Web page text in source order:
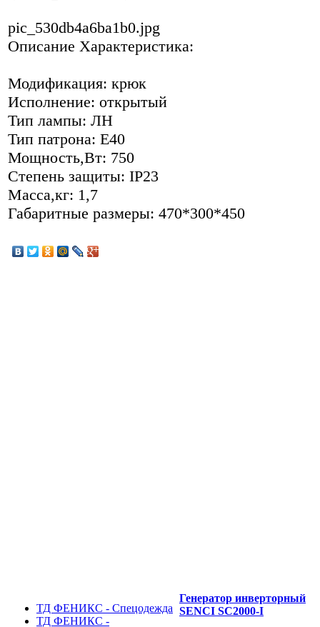
pic_530db4a6ba1b0.jpg
Описание Характеристика:
Модификация: крюк
Исполнение: открытый
Тип лампы: ЛН
Тип патрона: Е40
Мощность,Вт: 750
Степень защиты: IP23
Масса,кг: 1,7
Габаритные размеры: 470*300*450
ТД ФЕНИКС - Спецодежда
ТД ФЕНИКС -
Генератор инверторный
SENCI SC2000-I